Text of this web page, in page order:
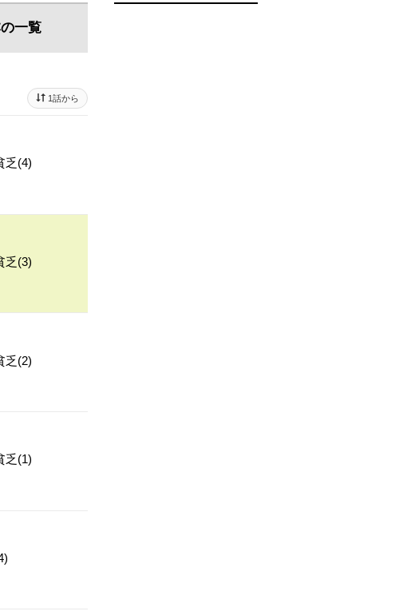
の一覧
1話から
乏(4)
乏(3)
乏(2)
乏(1)